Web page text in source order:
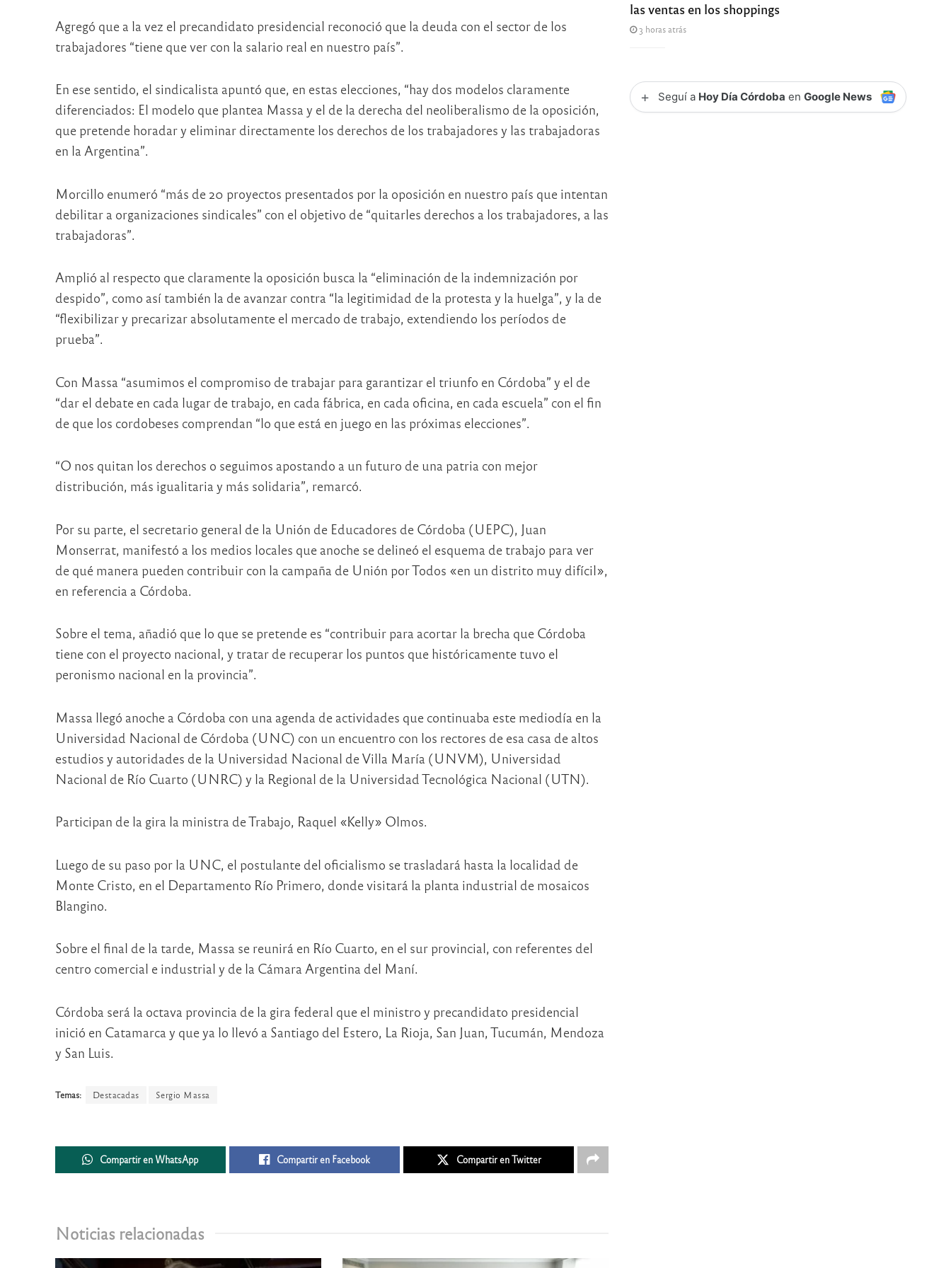
Agregó que a la vez el precandidato presidencial reconoció que la deuda con el sector de los
trabajadores “tiene que ver con la salario real en nuestro país”.
En ese sentido, el sindicalista apuntó que, en estas elecciones, “hay dos modelos claramente
diferenciados: El modelo que plantea Massa y el de la derecha del neoliberalismo de la oposición,
que pretende horadar y eliminar directamente los derechos de los trabajadores y las trabajadoras
en la Argentina”.
Morcillo enumeró “más de 20 proyectos presentados por la oposición en nuestro país que intentan
debilitar a organizaciones sindicales” con el objetivo de “quitarles derechos a los trabajadores, a las
trabajadoras”.
Amplió al respecto que claramente la oposición busca la “eliminación de la indemnización por
despido”, como así también la de avanzar contra “la legitimidad de la protesta y la huelga”, y la de
“flexibilizar y precarizar absolutamente el mercado de trabajo, extendiendo los períodos de
prueba”.
Con Massa “asumimos el compromiso de trabajar para garantizar el triunfo en Córdoba” y el de
“dar el debate en cada lugar de trabajo, en cada fábrica, en cada oficina, en cada escuela” con el fin
de que los cordobeses comprendan “lo que está en juego en las próximas elecciones”.
“O nos quitan los derechos o seguimos apostando a un futuro de una patria con mejor
distribución, más igualitaria y más solidaria”, remarcó.
Por su parte, el secretario general de la Unión de Educadores de Córdoba (UEPC), Juan
Monserrat, manifestó a los medios locales que anoche se delineó el esquema de trabajo para ver
de qué manera pueden contribuir con la campaña de Unión por Todos «en un distrito muy difícil»,
en referencia a Córdoba.
Sobre el tema, añadió que lo que se pretende es “contribuir para acortar la brecha que Córdoba
tiene con el proyecto nacional, y tratar de recuperar los puntos que históricamente tuvo el
peronismo nacional en la provincia”.
Massa llegó anoche a Córdoba con una agenda de actividades que continuaba este mediodía en la
Universidad Nacional de Córdoba (UNC) con un encuentro con los rectores de esa casa de altos
estudios y autoridades de la Universidad Nacional de Villa María (UNVM), Universidad
Nacional de Río Cuarto (UNRC) y la Regional de la Universidad Tecnológica Nacional (UTN).
Participan de la gira la ministra de Trabajo, Raquel «Kelly» Olmos.
Luego de su paso por la UNC, el postulante del oficialismo se trasladará hasta la localidad de
Monte Cristo, en el Departamento Río Primero, donde visitará la planta industrial de mosaicos
Blangino.
Sobre el final de la tarde, Massa se reunirá en Río Cuarto, en el sur provincial, con referentes del
centro comercial e industrial y de la Cámara Argentina del Maní.
Córdoba será la octava provincia de la gira federal que el ministro y precandidato presidencial
inició en Catamarca y que ya lo llevó a Santiago del Estero, La Rioja, San Juan, Tucumán, Mendoza
y San Luis.
Temas: Destacadas Sergio Massa
Compartir en WhatsApp Compartir en Facebook Compartir en Twitter
Noticias relacionadas
las ventas en los shoppings
3 horas atrás
+ Seguí a Hoy Día Córdoba enGoogle News